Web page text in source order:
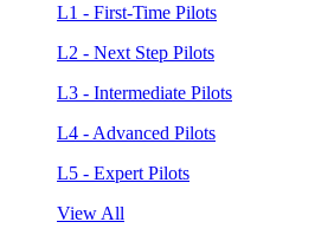
L1 - First-Time Pilots
L2 - Next Step Pilots
L3 - Intermediate Pilots
L4 - Advanced Pilots
L5 - Expert Pilots
View All